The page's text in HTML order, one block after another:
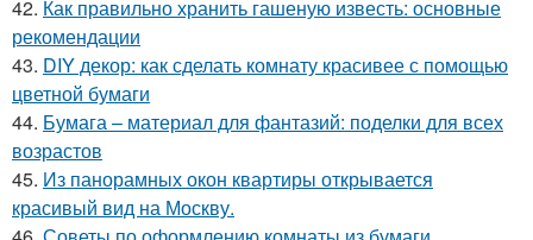
42. Как правильно хранить гашеную известь: основные
рекомендации
43. DIY декор: как сделать комнату красивее с помощью
цветной бумаги
44. Бумага – материал для фантазий: поделки для всех
возрастов
45. Из панорамных окон квартиры открывается
красивый вид на Москву.